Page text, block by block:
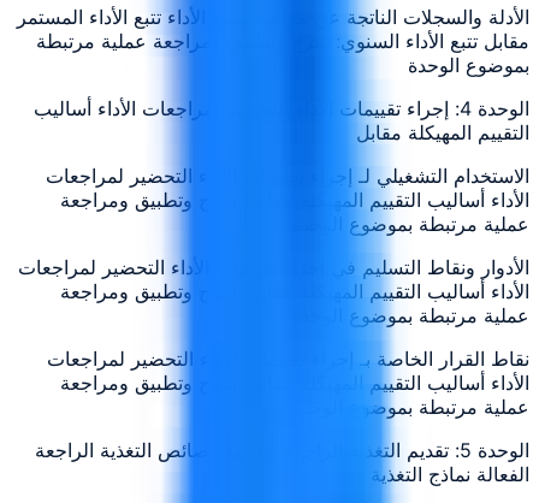
الأدلة والسجلات الناتجة عن مراقبة وتتبع الأداء تتبع الأداء المستمر
مقابل تتبع الأداء السنوي: شرح وتطبيق ومراجعة عملية مرتبطة
بموضوع الوحدة
الوحدة 4: إجراء تقييمات الأداء التحضير لمراجعات الأداء أساليب
التقييم المهيكلة مقابل
الاستخدام التشغيلي لـ إجراء تقييمات الأداء التحضير لمراجعات
الأداء أساليب التقييم المهيكلة مقابل: شرح وتطبيق ومراجعة
عملية مرتبطة بموضوع الوحدة
الأدوار ونقاط التسليم في إجراء تقييمات الأداء التحضير لمراجعات
الأداء أساليب التقييم المهيكلة مقابل: شرح وتطبيق ومراجعة
عملية مرتبطة بموضوع الوحدة
نقاط القرار الخاصة بـ إجراء تقييمات الأداء التحضير لمراجعات
الأداء أساليب التقييم المهيكلة مقابل: شرح وتطبيق ومراجعة
عملية مرتبطة بموضوع الوحدة
الوحدة 5: تقديم التغذية الراجعة وتلقيها خصائص التغذية الراجعة
الفعالة نماذج التغذية